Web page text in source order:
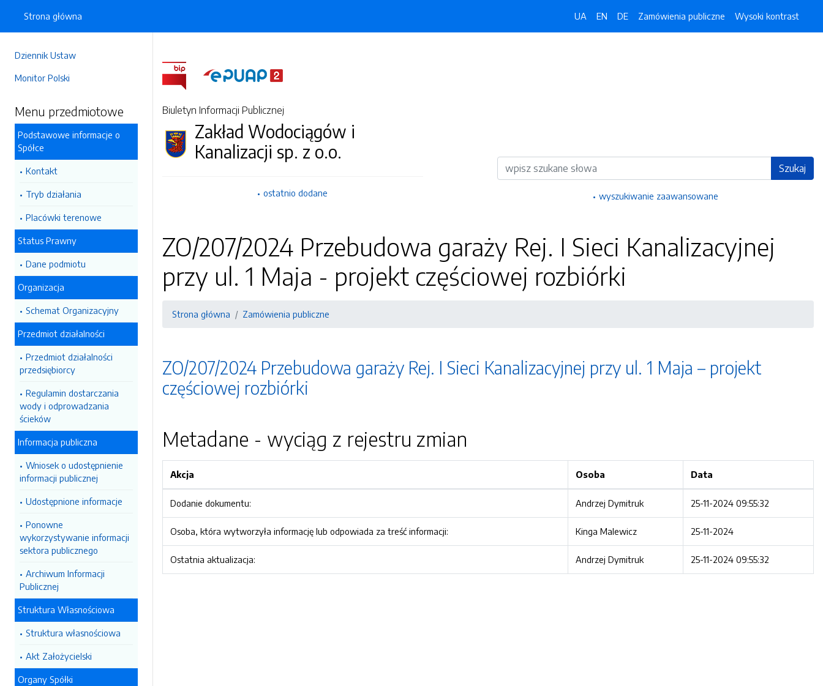
Dziennik Ustaw
Monitor Polski
Menu przedmiotowe
Podstawowe informacje o
Spółce
Kontakt
Tryb działania
Placówki terenowe
Status Prawny
Dane podmiotu
Organizacja
Schemat Organizacyjny
Przedmiot działalności
Przedmiot działalności
przedsiębiorcy
Regulamin dostarczania
wody i odprowadzania
ścieków
Informacja publiczna
Wniosek o udostępnienie
informacji publicznej
Udostępnione informacje
Ponowne
wykorzystywanie informacji
sektora publicznego
Archiwum Informacji
Publicznej
Struktura Własnościowa
Struktura własnościowa
Akt Założycielski
Organy Spółki
Strona główna UA EN DE Zamówienia publiczne Wysoki kontrast
Biuletyn Informacji Publicznej
Zakład Wodociągów i
Kanalizacji sp. z o.o.
ostatnio dodane
Wyszukiwarka Szukaj
wyszukiwanie zaawansowane
ZO/207/2024 Przebudowa garaży Rej. I Sieci Kanalizacyjnej
przy ul. 1 Maja - projekt częściowej rozbiórki
Strona główna Zamówienia publiczne
ZO/207/2024 Przebudowa garaży Rej. I Sieci Kanalizacyjnej przy ul. 1 Maja – projekt
częściowej rozbiórki
Metadane - wyciąg z rejestru zmian
Akcja Osoba Data
Dodanie dokumentu: Andrzej Dymitruk 25-11-2024 09:55:32
Osoba, która wytworzyła informację lub odpowiada za treść informacji: Kinga Malewicz 25-11-2024
Ostatnia aktualizacja: Andrzej Dymitruk 25-11-2024 09:55:32